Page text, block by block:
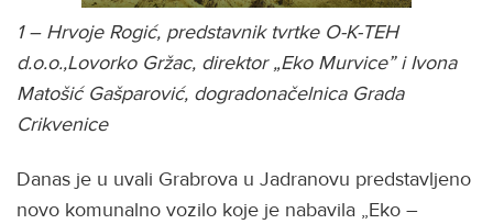
1 – Hrvoje Rogić, predstavnik tvrtke O-K-TEH
d.o.o.,Lovorko Gržac, direktor „Eko Murvice” i Ivona
Matošić Gašparović, dogradonačelnica Grada
Crikvenice
Danas je u uvali Grabrova u Jadranovu predstavljeno
novo komunalno vozilo koje je nabavila „Eko –